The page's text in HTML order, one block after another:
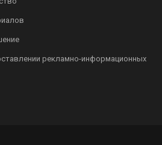
рекламно-информационных